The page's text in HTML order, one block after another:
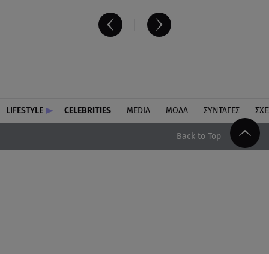
LIFESTYLE CELEBRITIES MEDIA ΜΟΔΑ ΣΥΝΤΑΓΕΣ
Back to Top